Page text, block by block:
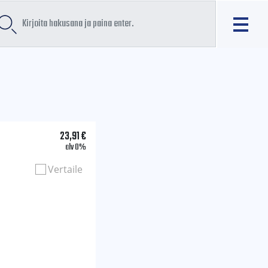
23,91€
alv 0%
Vertaile